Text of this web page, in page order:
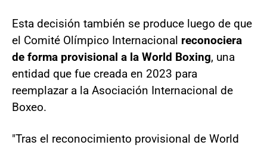
Esta decisión también se produce luego de que
el Comité Olímpico Internacional reconociera
de forma provisional a la World Boxing, una
entidad que fue creada en 2023 para
reemplazar a la Asociación Internacional de
Boxeo.
"Tras el reconocimiento provisional de World